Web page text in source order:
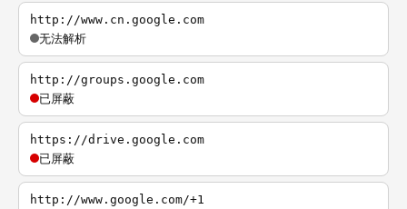
http://www.cn.google.com
无法解析
http://groups.google.com
已屏蔽
https://drive.google.com
已屏蔽
http://www.google.com/+1